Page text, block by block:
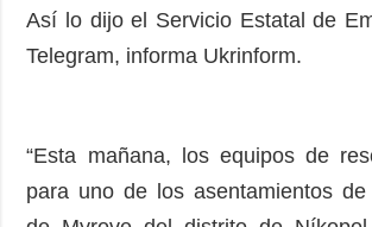
Así lo dijo el Servicio Estatal de
Telegram, informa Ukrinform.
“Esta mañana, los equipos de
para uno de los asentamientos de